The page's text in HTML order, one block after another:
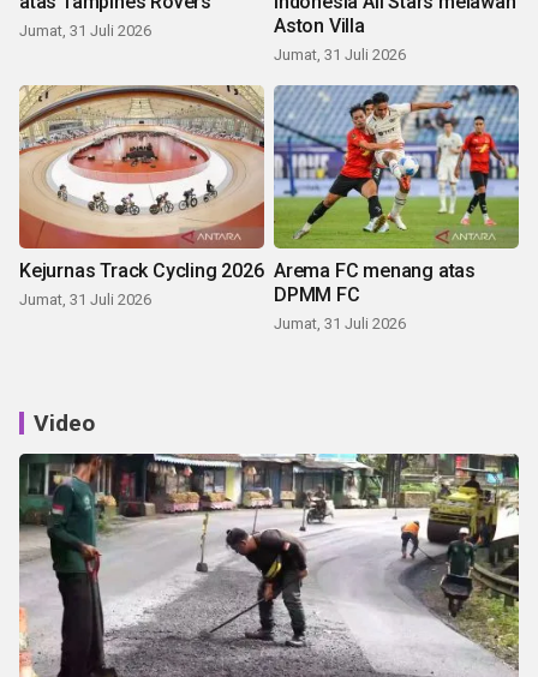
Jumat, 31 Juli 2026
Aston Villa
Jumat, 31 Juli 2026
Kejurnas Track Cycling 2026
Jumat, 31 Juli 2026
Arema FC menang atas
DPMM FC
Jumat, 31 Juli 2026
Video